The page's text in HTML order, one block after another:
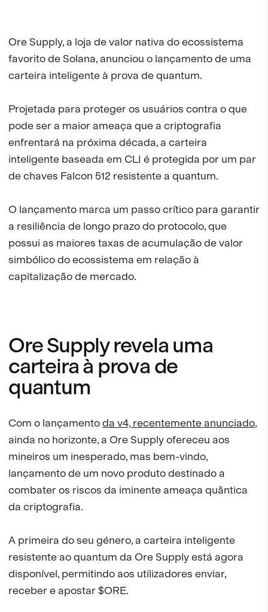
Ore Supply, a loja de valor nativa do ecossistema
favorito de Solana, anunciou o lançamento de uma
carteira inteligente à prova de quantum.
Projetada para proteger os usuários contra o que
pode ser a maior ameaça que a criptografia
enfrentará na próxima década, a carteira
inteligente baseada em CLI é protegida por um par
de chaves Falcon 512 resistente a quantum.
O lançamento marca um passo crítico para garantir
a resiliência de longo prazo do protocolo, que
possui as maiores taxas de acumulação de valor
simbólico do ecossistema em relação à
capitalização de mercado.
Ore Supply revela uma
carteira à prova de
quantum
Com o lançamentoda v4, recentemente anunciado,
ainda no horizonte, a Ore Supply ofereceu aos
mineiros um inesperado, mas bem-vindo,
lançamento de um novo produto destinado a
combater os riscos da iminente ameaça quântica
da criptografia.
A primeira do seu género, a carteira inteligente
resistente ao quantum da Ore Supply está agora
disponível, permitindo aos utilizadores enviar,
receber e apostar $ORE.